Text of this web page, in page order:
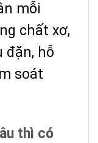
mỗi
chất xơ,
đặn, hỗ
soát
thì có